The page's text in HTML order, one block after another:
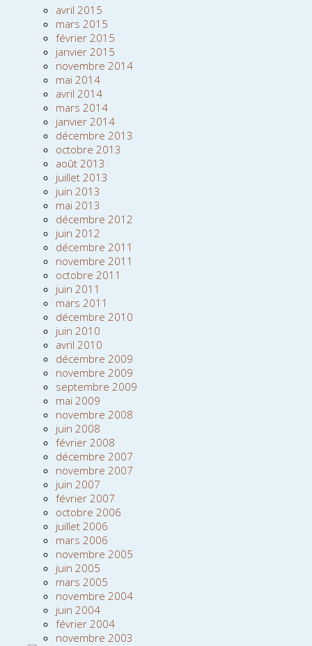
avril 2015
mars 2015
février 2015
janvier 2015
novembre 2014
mai 2014
avril 2014
mars 2014
janvier 2014
décembre 2013
octobre 2013
août 2013
juillet 2013
juin 2013
mai 2013
décembre 2012
juin 2012
décembre 2011
novembre 2011
octobre 2011
juin 2011
mars 2011
décembre 2010
juin 2010
avril 2010
décembre 2009
novembre 2009
septembre 2009
mai 2009
novembre 2008
juin 2008
février 2008
décembre 2007
novembre 2007
juin 2007
février 2007
octobre 2006
juillet 2006
mars 2006
novembre 2005
juin 2005
mars 2005
novembre 2004
juin 2004
février 2004
novembre 2003